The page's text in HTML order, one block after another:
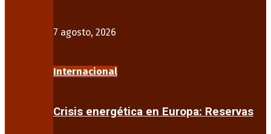
7 agosto, 2026
Internacional
Crisis energética en Europa: Reservas